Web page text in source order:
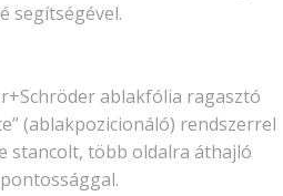
segítségével.
ablakfólia ragasztó
(ablakpozicionáló) rendszerrel
stancolt, több oldalra áthajló